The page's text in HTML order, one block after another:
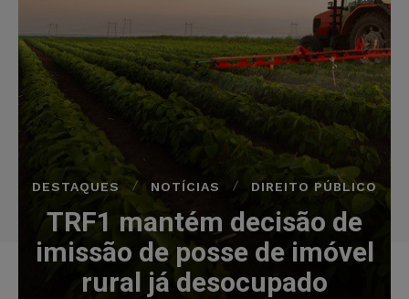
DESTAQUES NOTÍCIAS DIREITO PÚBLICO
TRF1 mantém decisão de
imissão de posse de imóvel
rural já desocupado